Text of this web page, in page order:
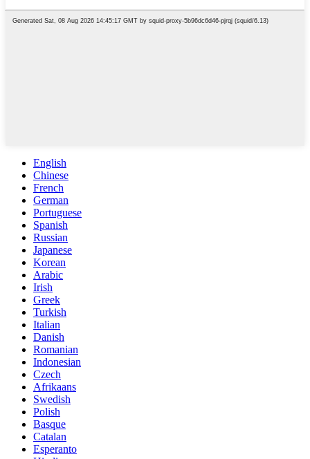
English
Chinese
French
German
Portuguese
Spanish
Russian
Japanese
Korean
Arabic
Irish
Greek
Turkish
Italian
Danish
Romanian
Indonesian
Czech
Afrikaans
Swedish
Polish
Basque
Catalan
Esperanto